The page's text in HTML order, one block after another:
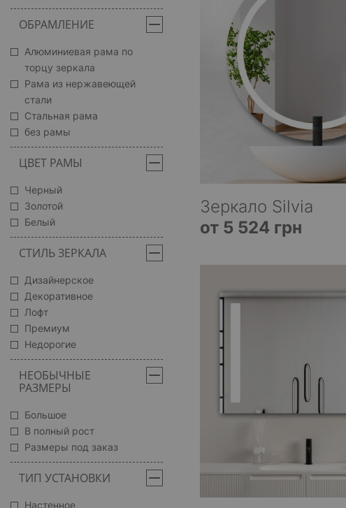
ОБРАМЛЕНИЕ
Алюминиевая рама по
торцу зеркала
Рама из нержавеющей
стали
Стальная рама
без рамы
ЦВЕТ РАМЫ
Черный
Золотой
Белый
СТИЛЬ ЗЕРКАЛА
Дизайнерское
Декоративное
Лофт
Премиум
Недорогие
НЕОБЫЧНЫЕ
РАЗМЕРЫ
Большое
В полный рост
Размеры под заказ
ТИП УСТАНОВКИ
Настенное
Зеркало Silvia
от 5 524 грн